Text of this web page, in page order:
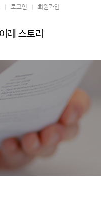
로그인 회원가입
이레 스토리